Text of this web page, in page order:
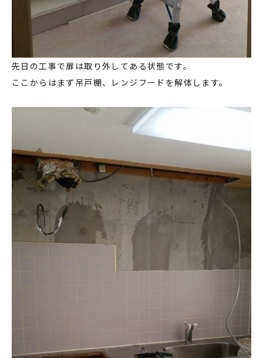
先日の工事で扉は取り外してある状態です。
ここからはまず吊戸棚、レンジフードを解体します。